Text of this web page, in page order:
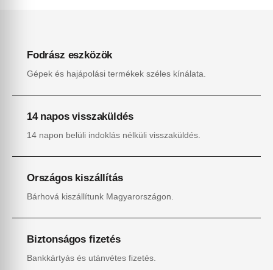
Fodrász eszközök
Gépek és hajápolási termékek széles kínálata.
14 napos visszaküldés
14 napon belüli indoklás nélküli visszaküldés.
Országos kiszállítás
Bárhová kiszállítunk Magyarországon.
Biztonságos fizetés
Bankkártyás és utánvétes fizetés.